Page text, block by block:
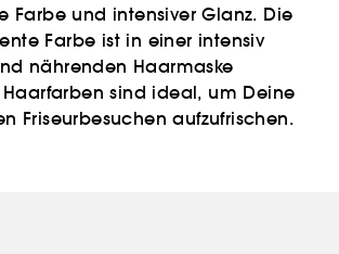
Farbe und intensiver Glanz. Die
Farbe ist in einer intensiv
nährenden Haarmaske
Haarfarben sind ideal, um Deine
Friseurbesuchen aufzufrischen.